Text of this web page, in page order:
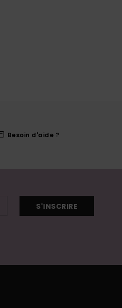
Besoin d'aide ?
S'INSCRIRE